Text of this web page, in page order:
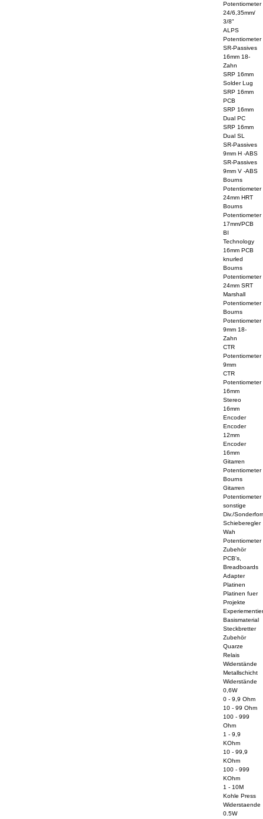
Potentiometer
24/6,35mm/
3/8"
ALPS
Potentiometer
SR-Passives
16mm 18-
Zahn
SRP 16mm
Solder Lug
SRP 16mm
PCB
SRP 16mm
Dual PC
SRP 16mm
Dual SL
SR-Passives
9mm H -ABS
SR-Passives
9mm V -ABS
Bourns
Potentiometer
24mm HRT
Bourns
Potentiometer
17mm/PCB
BI
Technology
16mm PCB
knurled
Bourns
Potentiometer
24mm SRT
Marshall
Potentiometer
Bourns
Potentiometer
9mm 18-
Zahn
CTR
Potentiometer
9mm
CTR
Potentiometer
16mm
Stereo
16mm
Encoder
Encoder
12mm
Encoder
16mm
Gitarren
Potentiometer
Bourns
Gitarren
Potentiometer
sonstige
Div./
Schieberegler
Wah
Potentiometer
Zubehör
PCB's,
Breadboards
Adapter
Platinen
Platinen fuer
Projekte
Basismaterial
Steckbretter
Zubehör
Quarze
Relais
Widerstände
Metallschicht
Widerstände
0,6W
0 - 9,9 Ohm
10 - 99 Ohm
100 - 999
Ohm
1 - 9,9
KOhm
10 - 99,9
KOhm
100 - 999
KOhm
1 - 10M
Kohle Press
Widerstaende
0.5W